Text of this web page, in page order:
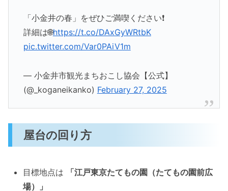
「小金井の春」をぜひご満喫ください❗
詳細は🌐https://t.co/DAxGyWRtbK
pic.twitter.com/Var0PAiV1m
— 小金井市観光まちおこし協会【公式】
(@_koganeikanko) February 27, 2025
屋台の回り方
目標地点は
「江戸東京たてもの園（たてもの園前広
場）」